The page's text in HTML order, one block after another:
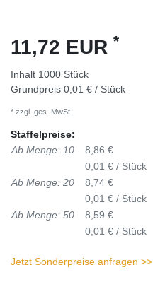
11,72 EUR *
Inhalt 1000 Stück
Grundpreis 0,01 € / Stück
* zzgl. ges. MwSt.
Staffelpreise:
Ab Menge: 10
8,86 €
0,01 € / Stück
Ab Menge: 20
8,74 €
0,01 € / Stück
Ab Menge: 50
8,59 €
0,01 € / Stück
Jetzt Sonderpreise anfragen >>